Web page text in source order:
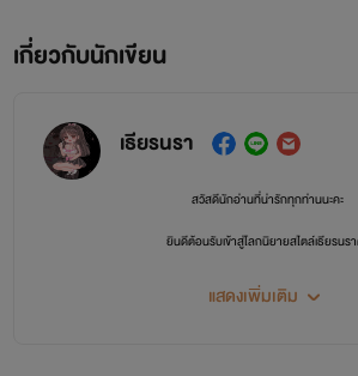
เกี่ยวกับนักเขียน
เธียรนรา
สวัสดีนักอ่านที่น่ารักทุกท่านนะคะ
ยินดีต้อนรับเข้าสู่โลกนิยายสไตล์เธียรนร
ฝากติดตามผลงานของนามปากกา "เธียรนรา"
แสดงเพิ่มเติม